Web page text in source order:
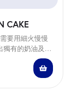
CAKE
要用細火慢慢
獨有的奶油及堅
本乾貝及冬菇,
are